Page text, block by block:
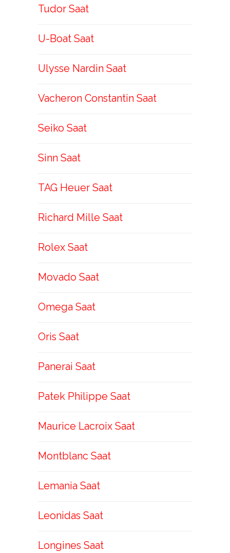
Tudor Saat
U-Boat Saat
Ulysse Nardin Saat
Vacheron Constantin Saat
Seiko Saat
Sinn Saat
TAG Heuer Saat
Richard Mille Saat
Rolex Saat
Movado Saat
Omega Saat
Oris Saat
Panerai Saat
Patek Philippe Saat
Maurice Lacroix Saat
Montblanc Saat
Lemania Saat
Leonidas Saat
Longines Saat